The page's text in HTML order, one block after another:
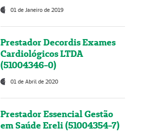
01 de Janeiro de 2019
Prestador Decordis Exames
Cardiológicos LTDA
(51004346-0)
01 de Abril de 2020
Prestador Essencial Gestão
em Saúde Ereli (51004354-7)